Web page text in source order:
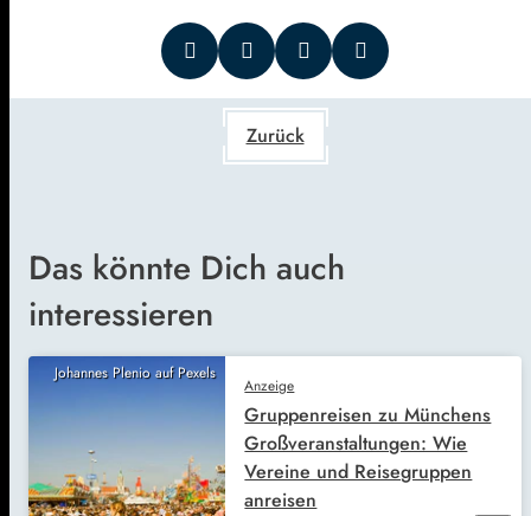
Zurück
Das könnte Dich auch
interessieren
Johannes Plenio auf Pexels
Anzeige
Gruppenreisen zu Münchens
Großveranstaltungen: Wie
Vereine und Reisegruppen
anreisen